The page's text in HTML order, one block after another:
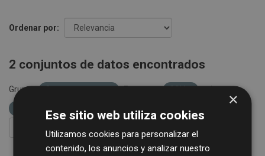
Ordenar por
2 conjuntos de datos encontrados
Grupos: Consumos agua Formatos: CSV
etiquetas:
consumo
×
Ese sitio web utiliza cookies
Utilizamos cookies para personalizar el
contenido, los anuncios y analizar nuestro